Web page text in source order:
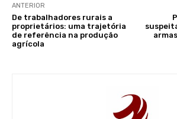
ANTERIOR
De trabalhadores rurais a
proprietários: uma trajetória
de referência na produção
agrícola